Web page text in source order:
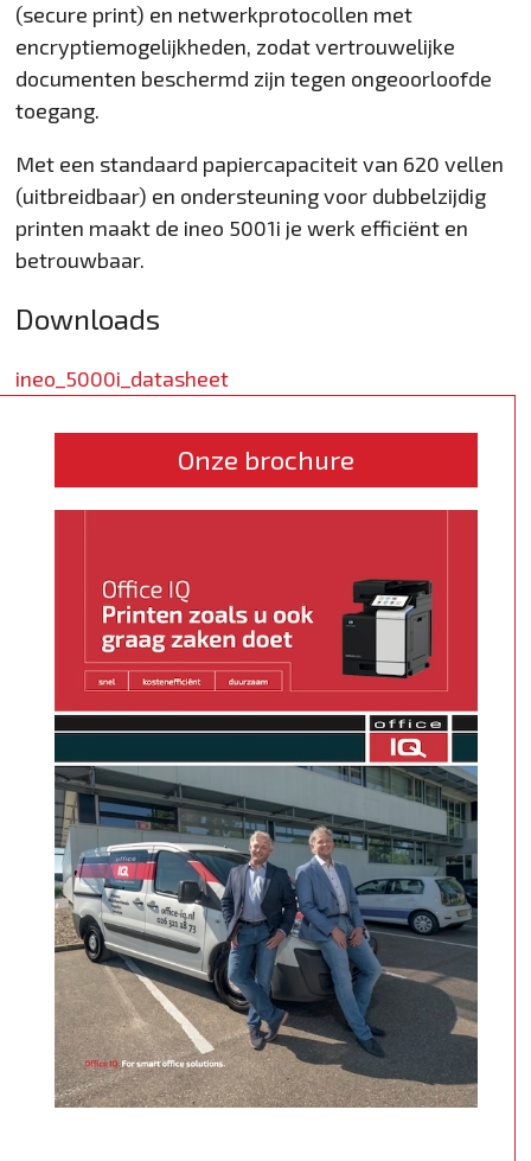
Onze brochure
(secure print) en netwerkprotocollen met
encryptiemogelijkheden, zodat vertrouwelijke
documenten beschermd zijn tegen ongeoorloofde
toegang.
Met een standaard papiercapaciteit van 620 vellen
(uitbreidbaar) en ondersteuning voor dubbelzijdig
printen maakt de ineo 5001i je werk efficiënt en
betrouwbaar.
Downloads
ineo_5000i_datasheet